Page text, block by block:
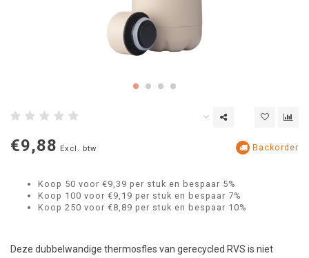
€9,88 Excl. btw Backorder
Koop 50 voor €9,39 per stuk en bespaar 5%
Koop 100 voor €9,19 per stuk en bespaar 7%
Koop 250 voor €8,89 per stuk en bespaar 10%
Deze dubbelwandige thermosfles van gerecycled RVS is niet